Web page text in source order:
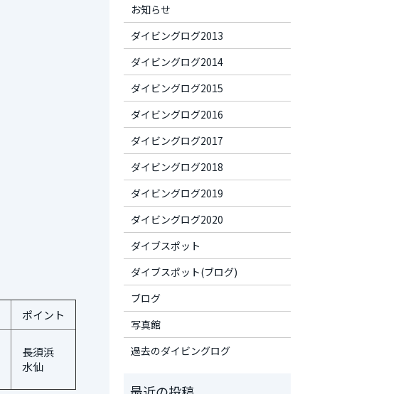
ポイント
長須浜
水仙
お知らせ
ダイビングログ2013
ダイビングログ2014
ダイビングログ2015
ダイビングログ2016
ダイビングログ2017
ダイビングログ2018
ダイビングログ2019
ダイビングログ2020
ダイブスポット
ダイブスポット(ブログ)
ブログ
写真館
過去のダイビングログ